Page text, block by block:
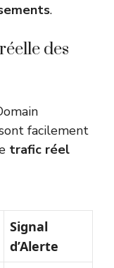
.
des
facilement
trafic réel
Signal
d’Alerte